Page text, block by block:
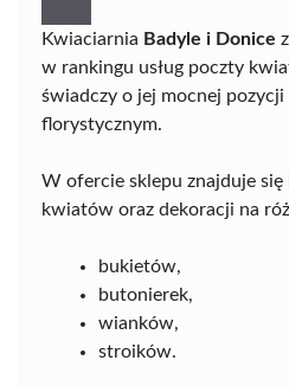
Kwiaciarnia Badyle i Donice
w rankingu usług poczty
świadczy o jej mocnej
florystycznym.
W ofercie sklepu znajduje
kwiatów oraz dekoracji na
bukietów,
butonierek,
wianków,
stroików.